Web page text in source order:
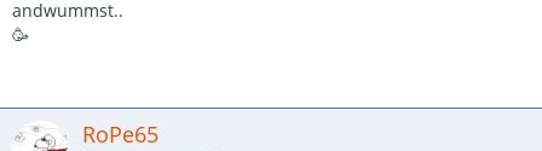
andwummst..
🥳
RoPe65